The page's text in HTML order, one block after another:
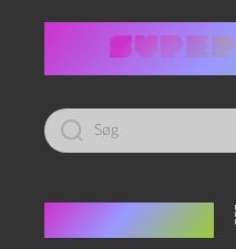
Led
efter:
Tag:Riget